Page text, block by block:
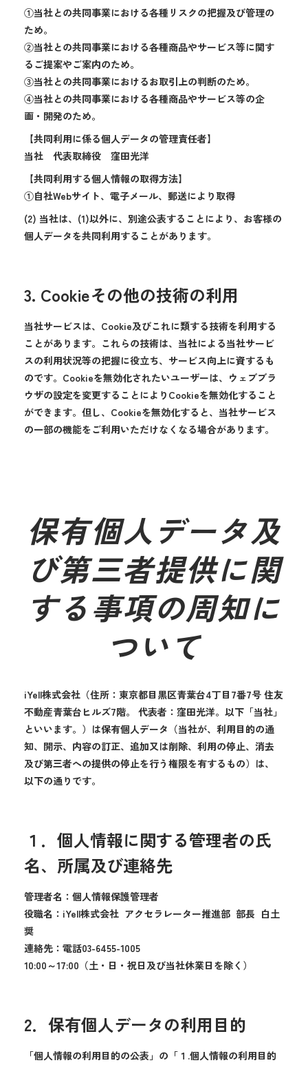
①当社との共同事業における各種リスクの把握及び管理の
ため。
②当社との共同事業における各種商品やサービス等に関す
るご提案やご案内のため。
③当社との共同事業におけるお取引上の判断のため。
④当社との共同事業における各種商品やサービス等の企
画・開発のため。
【共同利用に係る個人データの管理責任者】
当社 代表取締役 窪田光洋
【共同利用する個人情報の取得方法】
①自社Webサイト、電子メール、郵送により取得
(2) 当社は、(1)以外に、別途公表することにより、お客様の
個人データを共同利用することがあります。
3. Cookieその他の技術の利用
当社サービスは、Cookie及びこれに類する技術を利用する
ことがあります。これらの技術は、当社による当社サービ
スの利用状況等の把握に役立ち、サービス向上に資するも
のです。Cookieを無効化されたいユーザーは、ウェブブラ
ウザの設定を変更することによりCookieを無効化すること
ができます。但し、Cookieを無効化すると、当社サービス
の一部の機能をご利用いただけなくなる場合があります。
保有個人データ及
び第三者提供に関
する事項の周知に
ついて
iYell株式会社（住所：東京都目黒区青葉台4丁目7番7号 住友
不動産青葉台ヒルズ7階。 代表者：窪田光洋。以下「当社」
といいます。）は保有個人データ（当社が、利用目的の通
知、開示、内容の訂正、追加又は削除、利用の停止、消去
及び第三者への提供の停止を行う権限を有するもの）は、
以下の通りです。
１．個人情報に関する管理者の氏
名、所属及び連絡先
管理者名：個人情報保護管理者
役職名：iYell株式会社 アクセラレーター推進部 部長 白土
奨
連絡先：電話03-6455-1005
10:00～17:00（土・日・祝日及び当社休業日を除く）
2．保有個人データの利用目的
「個人情報の利用目的の公表」の「１.個人情報の利用目的